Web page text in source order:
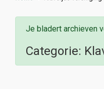
Je bladert archieven
Categorie: